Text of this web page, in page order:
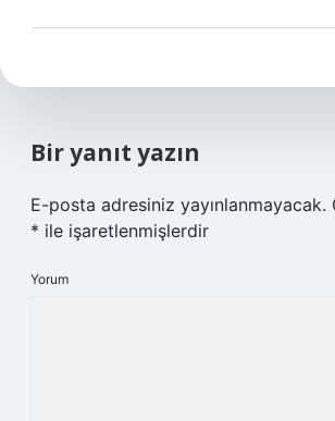
Bir yanıt yazın
E-posta adresiniz yayınlanmayacak.
* ile işaretlenmişlerdir
Yorum